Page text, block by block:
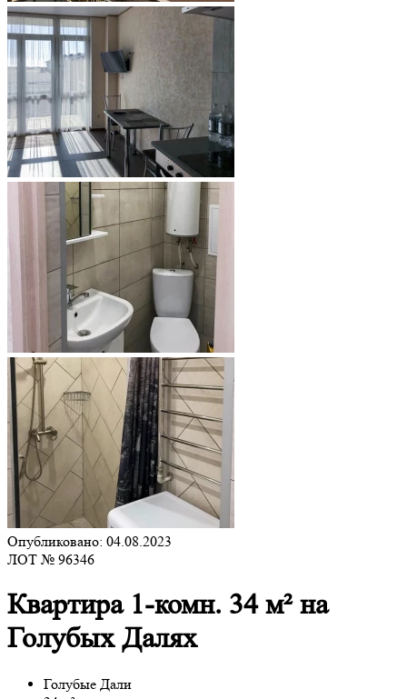
Опубликовано: 04.08.2023
ЛОТ № 96346
Квартира 1-комн. 34 м² на
Голубых Далях
Голубые Дали